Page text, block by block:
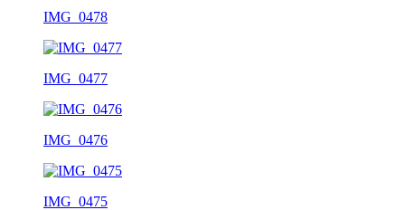
IMG_0478
IMG_0477
IMG_0476
IMG_0475